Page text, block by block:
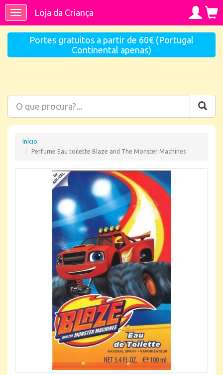
ToggleLoja da Criança
Portes gratuitos a partir de 60€ (Portugal
Continental apenas)
Início
Perfume Eau toilette Blaze and The Monster Machines